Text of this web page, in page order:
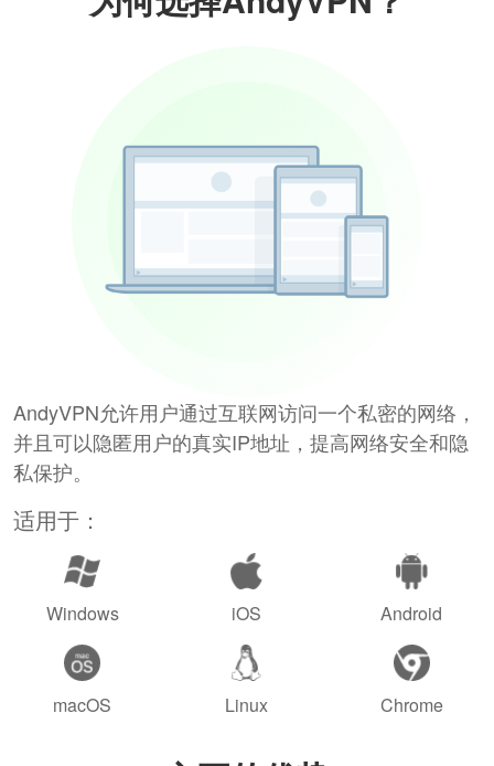
AndyVPN允许用户通过互联网访问一个私密的网络，
并且可以隐匿用户的真实IP地址，提高网络安全和隐
私保护。
适用于：
Windows iOS Android
macOS Linux Chrome